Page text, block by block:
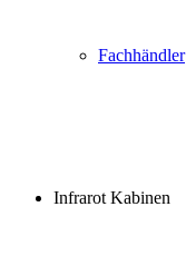
Fachhändler
Infrarot Kabinen